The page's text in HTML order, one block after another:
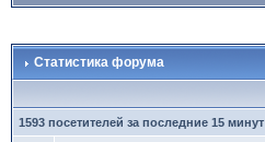
Статистика форума
1593 посетителей за последние 15 минут